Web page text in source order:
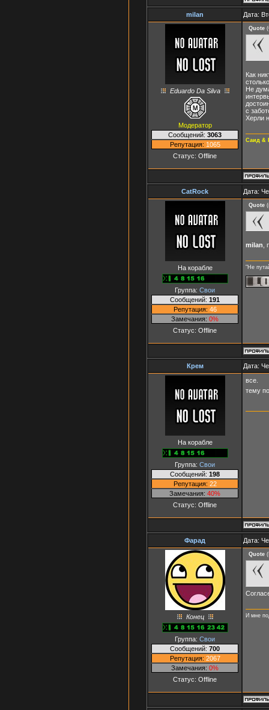
milan Дата:
Eduardo Da Silva
Модератор
Сообщений: 3063
Репутация: 1065
Статус: Offline
Quote (
Как
Не
с
Херли
Саид &
CatRock Дата:
На корабле
Группа: Свои
Сообщений: 191
Репутация: 46
Замечания: 0%
Статус: Offline
Quote (
milan
"Не
Крем Дата:
На корабле
Группа: Свои
Сообщений: 198
Репутация: 22
Замечания: 40%
Статус: Offline
все.
тему
Фарад Дата:
Конец
Группа: Свои
Сообщений: 700
Репутация: 2067
Замечания: 0%
Статус: Offline
Quote (
И мне